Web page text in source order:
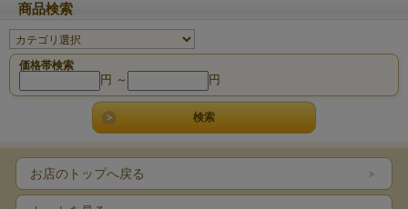
商品検索
価格帯検索
円 ～ 円
お店のトップへ戻る